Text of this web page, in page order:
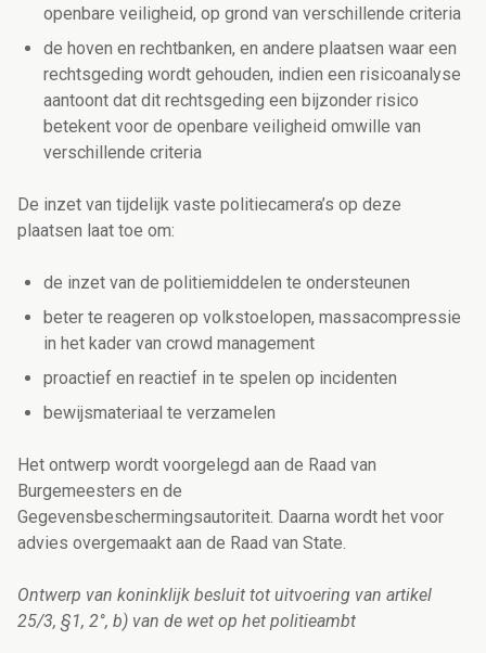
openbare veiligheid, op grond van verschillende criteria
de hoven en rechtbanken, en andere plaatsen waar een
rechtsgeding wordt gehouden, indien een risicoanalyse
aantoont dat dit rechtsgeding een bijzonder risico
betekent voor de openbare veiligheid omwille van
verschillende criteria
De inzet van tijdelijk vaste politiecamera’s op deze
plaatsen laat toe om:
de inzet van de politiemiddelen te ondersteunen
beter te reageren op volkstoelopen, massacompressie
in het kader van crowd management
proactief en reactief in te spelen op incidenten
bewijsmateriaal te verzamelen
Het ontwerp wordt voorgelegd aan de Raad van
Burgemeesters en de
Gegevensbeschermingsautoriteit. Daarna wordt het voor
advies overgemaakt aan de Raad van State.
Ontwerp van koninklijk besluit tot uitvoering van artikel
25/3, §1, 2°, b) van de wet op het politieambt